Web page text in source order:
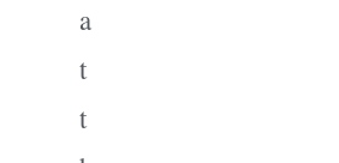
a
t
t